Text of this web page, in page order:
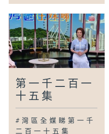
第一千二百一
十五集
#灣區全媒睇第一千
二百一十五集